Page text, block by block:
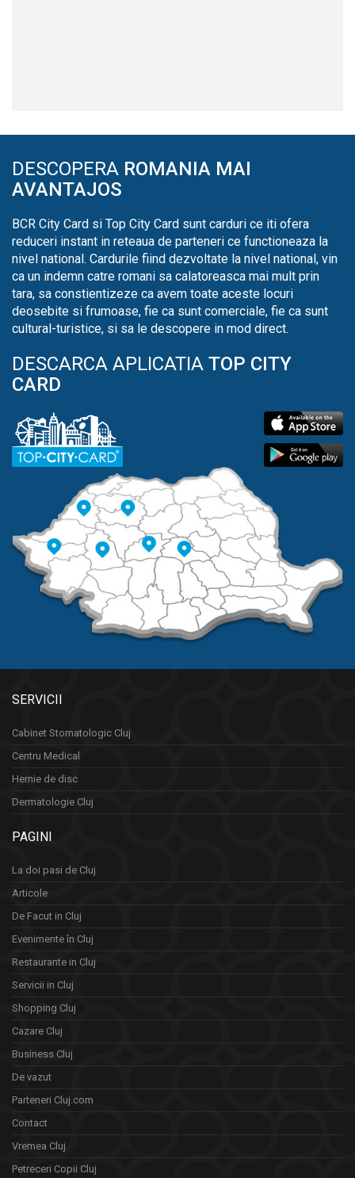
DESCOPERA ROMANIA MAI
AVANTAJOS
BCR City Card si Top City Card sunt carduri ce iti ofera
reduceri instant in reteaua de parteneri ce functioneaza la
nivel national. Cardurile fiind dezvoltate la nivel national, vin
ca un indemn catre romani sa calatoreasca mai mult prin
tara, sa constientizeze ca avem toate aceste locuri
deosebite si frumoase, fie ca sunt comerciale, fie ca sunt
cultural-turistice, si sa le descopere in mod direct.
DESCARCA APLICATIA TOP CITY
CARD
SERVICII
Cabinet Stomatologic Cluj
Centru Medical
Hernie de disc
Dermatologie Cluj
PAGINI
La doi pasi de Cluj
Articole
De Facut in Cluj
Evenimente în Cluj
Restaurante in Cluj
Servicii in Cluj
Shopping Cluj
Cazare Cluj
Business Cluj
De vazut
Parteneri Cluj.com
Contact
Vremea Cluj
Petreceri Copii Cluj